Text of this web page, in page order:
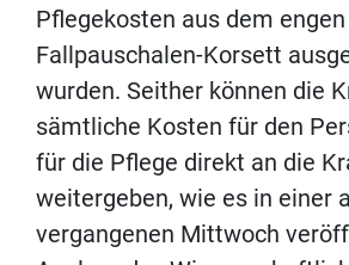
Pflegekosten aus dem engen
Fallpauschalen-Korsett
wurden. Seither können die
sämtliche Kosten für den
für die Pflege direkt an die
weitergeben, wie es in einer
vergangenen Mittwoch